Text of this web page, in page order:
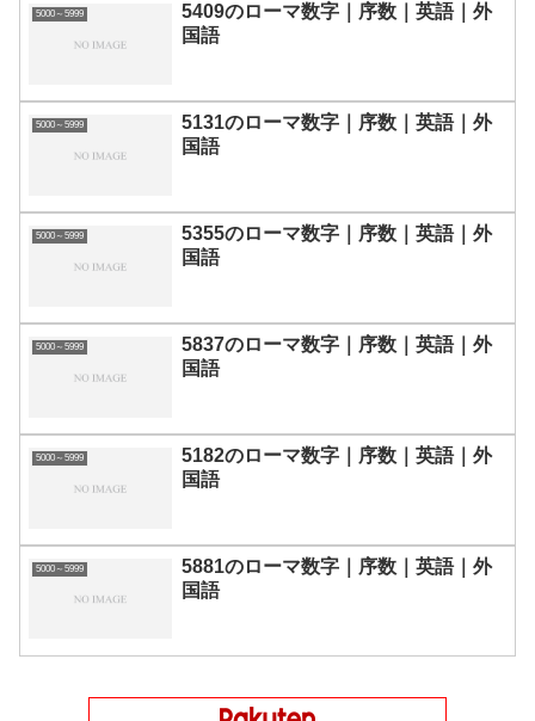
5000～5999
5409のローマ数字｜序数｜英語｜外
国語
5000～5999
5131のローマ数字｜序数｜英語｜外
国語
5000～5999
5355のローマ数字｜序数｜英語｜外
国語
5000～5999
5837のローマ数字｜序数｜英語｜外
国語
5000～5999
5182のローマ数字｜序数｜英語｜外
国語
5000～5999
5881のローマ数字｜序数｜英語｜外
国語